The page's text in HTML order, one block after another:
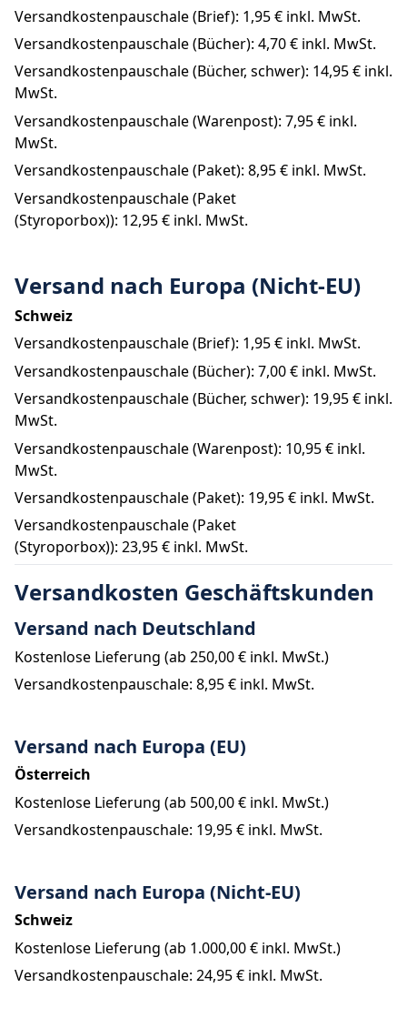
Versandkostenpauschale (Brief): 1,95 € inkl. MwSt.
Versandkostenpauschale (Bücher): 4,70 € inkl. MwSt.
Versandkostenpauschale (Bücher, schwer): 14,95 € inkl.
MwSt.
Versandkostenpauschale (Warenpost): 7,95 € inkl.
MwSt.
Versandkostenpauschale (Paket): 8,95 € inkl. MwSt.
Versandkostenpauschale (Paket
(Styroporbox)): 12,95 € inkl. MwSt.
Versand nach Europa (Nicht-EU)
Schweiz
Versandkostenpauschale (Brief): 1,95 € inkl. MwSt.
Versandkostenpauschale (Bücher): 7,00 € inkl. MwSt.
Versandkostenpauschale (Bücher, schwer): 19,95 € inkl.
MwSt.
Versandkostenpauschale (Warenpost): 10,95 € inkl.
MwSt.
Versandkostenpauschale (Paket): 19,95 € inkl. MwSt.
Versandkostenpauschale (Paket
(Styroporbox)): 23,95 € inkl. MwSt.
Versandkosten Geschäftskunden
Versand nach Deutschland
Kostenlose Lieferung (ab 250,00 € inkl. MwSt.)
Versandkostenpauschale: 8,95 € inkl. MwSt.
Versand nach Europa (EU)
Österreich
Kostenlose Lieferung (ab 500,00 € inkl. MwSt.)
Versandkostenpauschale: 19,95 € inkl. MwSt.
Versand nach Europa (Nicht-EU)
Schweiz
Kostenlose Lieferung (ab 1.000,00 € inkl. MwSt.)
Versandkostenpauschale: 24,95 € inkl. MwSt.